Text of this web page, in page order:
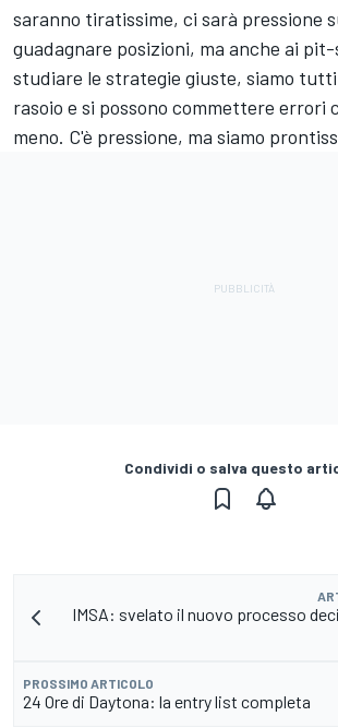
saranno tiratissime, ci sarà pressione
guadagnare posizioni, ma anche ai
studiare le strategie giuste, siamo
rasoio e si possono commettere errori
meno. C'è pressione, ma siamo
Condividi o salva questo
IMSA: svelato il nuovo processo
PROSSIMO ARTICOLO
24 Ore di Daytona: la entry list completa